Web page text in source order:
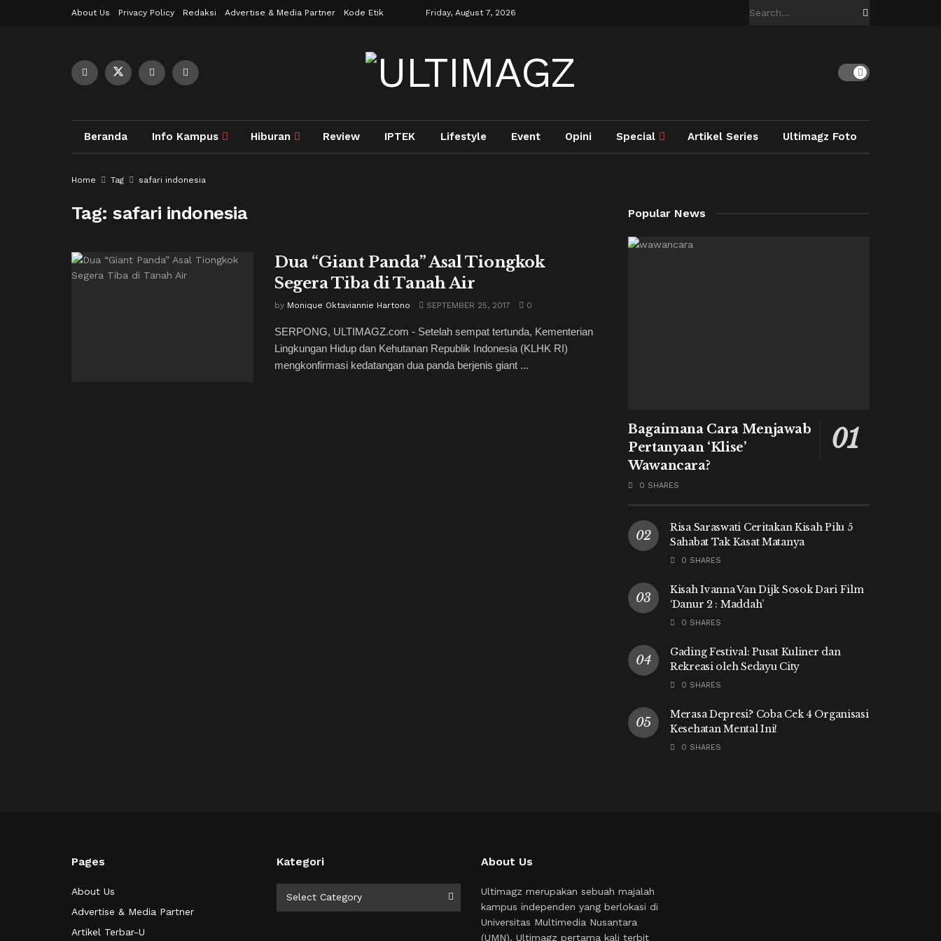
About Us Privacy Policy Redaksi Advertise & Media Partner Kode Etik Friday, August 7, 2026
Beranda Info Kampus Hiburan Review IPTEK Lifestyle Event Opini Special Artikel Series Ultimagz Foto
Home Tag safari indonesia
Tag:safari indonesia
Dua “Giant Panda” Asal Tiongkok
Segera Tiba di Tanah Air
by Monique Oktaviannie Hartono SEPTEMBER 25, 2017 0
SERPONG, ULTIMAGZ.com - Setelah sempat tertunda, Kementerian
Lingkungan Hidup dan Kehutanan Republik Indonesia (KLHK RI)
mengkonfirmasi kedatangan dua panda berjenis giant ...
Popular News
Bagaimana Cara Menjawab
Pertanyaan ‘Klise’
Wawancara?
0 SHARES
Risa Saraswati Ceritakan Kisah Pilu 5
Sahabat Tak Kasat Matanya
0 SHARES
Kisah Ivanna Van Dijk Sosok Dari Film
‘Danur 2 : Maddah’
0 SHARES
Gading Festival: Pusat Kuliner dan
Rekreasi oleh Sedayu City
0 SHARES
Merasa Depresi? Coba Cek 4 Organisasi
Kesehatan Mental Ini!
0 SHARES
Pages
About Us
Advertise & Media Partner
Artikel Terbar-U
Kategori
Select Category
About Us
Ultimagz merupakan sebuah majalah
kampus independen yang berlokasi di
Universitas Multimedia Nusantara
(UMN). Ultimagz pertama kali terbit